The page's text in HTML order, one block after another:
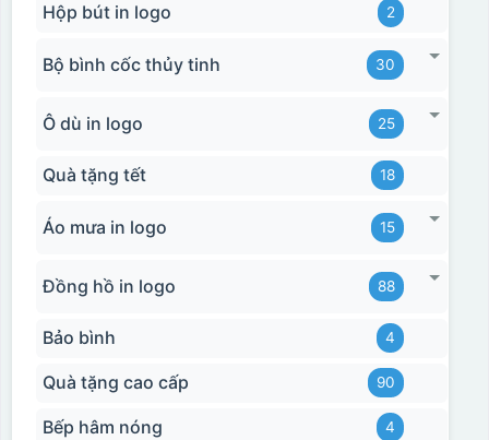
Hộp bút in logo 2
Bộ bình cốc thủy tinh 30
Ô dù in logo 25
Quà tặng tết 18
Áo mưa in logo 15
Đồng hồ in logo 88
Bảo bình 4
Quà tặng cao cấp 90
Bếp hâm nóng 4